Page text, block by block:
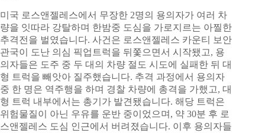
미국 로스앤젤레스에서 무장한 2명의 용의자가 여러 차
량을 잇따라 강탈하며 한밤중 도심을 가로지르는 아찔한
추격전을 벌였습니다. 사건은 로스앤젤레스 카운티 보안
관국이 도난 의심 픽업트럭을 뒤쫓으면서 시작됐고, 용
의자들은 도주 중 두 대의 차량 절도 시도에 실패한 뒤 대
형 트럭을 빼앗아 질주했습니다. 추격 과정에서 용의자
중 한 명은 역주행을 하며 경찰 차량에 총격을 가했고, 대
형 트럭 내부에서는 총기가 발견됐습니다. 해당 트럭은
위험물질이 아닌 우유를 운반 중이었으며, 약 30분 후 로
스앤젤레스 도심 인근에서 버려졌습니다. 이후 용의자들